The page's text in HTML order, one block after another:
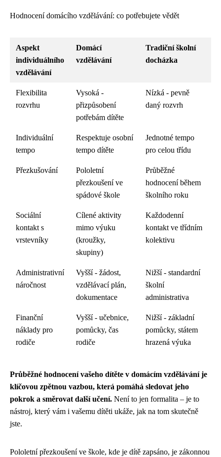
Hodnocení domácího vzdělávání: co potřebujete vědět
Aspekt
individuálního
vzdělávání
Domácí
vzdělávání
Tradiční školní
docházka
Flexibilita
rozvrhu
Vysoká -
přizpůsobení
potřebám dítěte
Nízká - pevně
daný rozvrh
Individuální
tempo
Respektuje osobní
tempo dítěte
Jednotné tempo
pro celou třídu
Přezkušování
Pololetní
přezkoušení ve
spádové škole
Průběžné
hodnocení během
školního roku
Sociální
kontakt s
vrstevníky
Cílené aktivity
mimo výuku
(kroužky,
skupiny)
Každodenní
kontakt ve třídním
kolektivu
Administrativní
náročnost
Vyšší - žádost,
vzdělávací plán,
dokumentace
Nižší - standardní
školní
administrativa
Finanční
náklady pro
rodiče
Vyšší - učebnice,
pomůcky, čas
rodiče
Nižší - základní
pomůcky, státem
hrazená výuka
Průběžné hodnocení vašeho dítěte v domácím vzdělávání je
klíčovou zpětnou vazbou, která pomáhá sledovat jeho
pokrok a směrovat další učení. Není to jen formalita – je to
nástroj, který vám i vašemu dítěti ukáže, jak na tom skutečně
jste.
Pololetní přezkoušení ve škole, kde je dítě zapsáno, je zákonnou